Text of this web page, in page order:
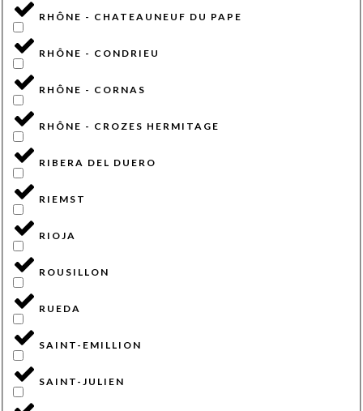
RHÔNE - CHATEAUNEUF DU PAPE
RHÔNE - CONDRIEU
RHÔNE - CORNAS
RHÔNE - CROZES HERMITAGE
RIBERA DEL DUERO
RIEMST
RIOJA
ROUSILLON
RUEDA
SAINT-EMILLION
SAINT-JULIEN